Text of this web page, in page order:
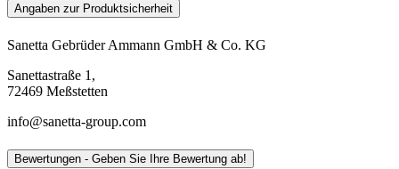
Angaben zur Produktsicherheit
Sanetta Gebrüder Ammann GmbH & Co. KG
Sanettastraße 1,
72469 Meßstetten
info@sanetta-group.com
Bewertungen - Geben Sie Ihre Bewertung ab!